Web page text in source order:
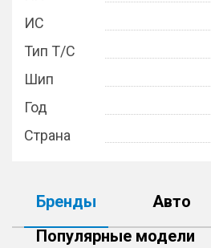
ИС
Тип Т/С
Шип
Год
Страна
Бренды
Авто
Популярные модели